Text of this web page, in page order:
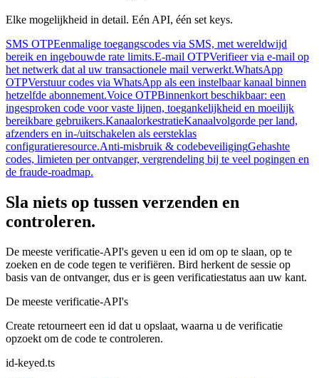
Elke mogelijkheid in detail. Eén API, één set keys.
SMS OTPEenmalige toegangscodes via SMS, met wereldwijd
bereik en ingebouwde rate limits.E-mail OTPVerifieer via e-mail op
het netwerk dat al uw transactionele mail verwerkt.WhatsApp
OTPVerstuur codes via WhatsApp als een instelbaar kanaal binnen
hetzelfde abonnement.Voice OTPBinnenkort beschikbaar: een
ingesproken code voor vaste lijnen, toegankelijkheid en moeilijk
bereikbare gebruikers.KanaalorkestratieKanaalvolgorde per land,
afzenders en in-/uitschakelen als eersteklas
configuratieresource.Anti-misbruik & codebeveiligingGehashte
codes, limieten per ontvanger, vergrendeling bij te veel pogingen en
de fraude-roadmap.
Sla niets op tussen verzenden en
controleren.
De meeste verificatie-API's geven u een id om op te slaan, op te
zoeken en de code tegen te verifiëren. Bird herkent de sessie op
basis van de ontvanger, dus er is geen verificatiestatus aan uw kant.
De meeste verificatie-API's
Create retourneert een id dat u opslaat, waarna u de verificatie
opzoekt om de code te controleren.
id-keyed.ts